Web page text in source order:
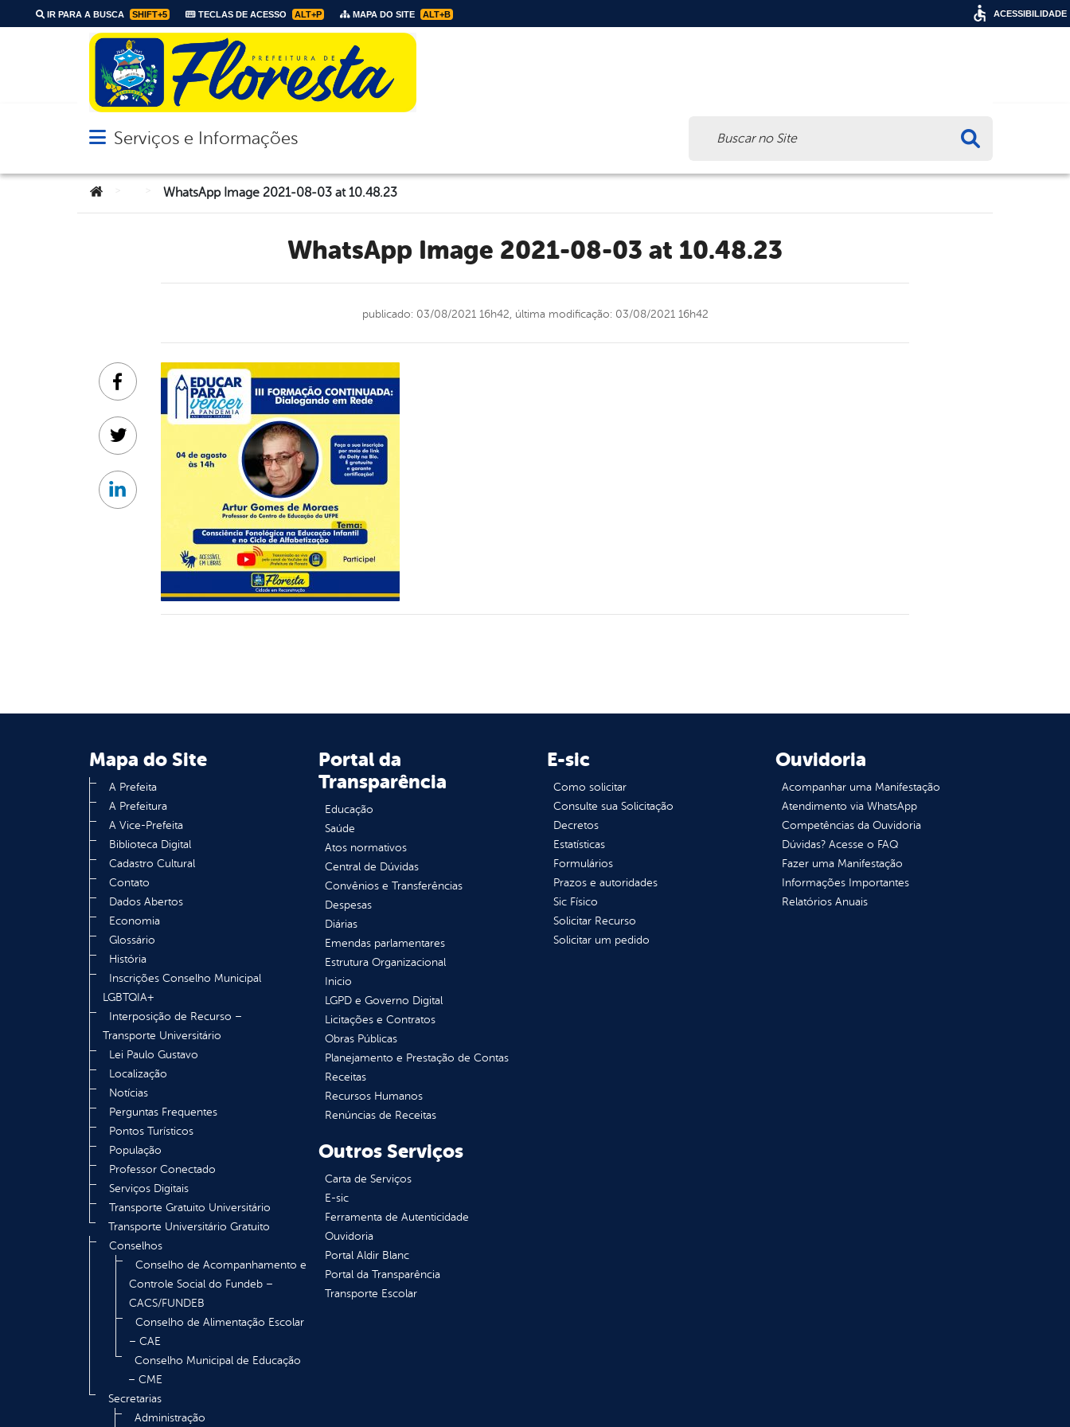
IR PARA A BUSCA SHIFT+5 TECLAS DE ACESSO ALT+P MAPA DO SITE ALT+B
Abrir menu principal de navegação
Serviços e Informações
Você está aqui:WhatsApp Image 2021-08-03 at 10.48.23
WhatsApp Image 2021-08-03 at 10.48.23
publicado: 03/08/2021 16h42, última modificação: 03/08/2021 16h42
Facebook
Twitter
Linkedin
Mapa do Site
A Prefeita
A Prefeitura
A Vice-Prefeita
Biblioteca Digital
Cadastro Cultural
Contato
Dados Abertos
Economia
Glossário
História
Inscrições Conselho Municipal
LGBTQIA+
Interposição de Recurso –
Transporte Universitário
Lei Paulo Gustavo
Localização
Notícias
Perguntas Frequentes
Pontos Turísticos
População
Professor Conectado
Serviços Digitais
Transporte Gratuito Universitário
Transporte Universitário Gratuito
Conselhos
Conselho de Acompanhamento e
Controle Social do Fundeb –
CACS/FUNDEB
Conselho de Alimentação Escolar
– CAE
Conselho Municipal de Educação
– CME
Secretarias
Administração
Portal da
Transparência
Educação
Saúde
Atos normativos
Central de Dúvidas
Convênios e Transferências
Despesas
Diárias
Emendas parlamentares
Estrutura Organizacional
Inicio
LGPD e Governo Digital
Licitações e Contratos
Obras Públicas
Planejamento e Prestação de Contas
Receitas
Recursos Humanos
Renúncias de Receitas
E-sic
Como solicitar
Consulte sua Solicitação
Decretos
Estatísticas
Formulários
Prazos e autoridades
Sic Físico
Solicitar Recurso
Solicitar um pedido
Ouvidoria
Acompanhar uma Manifestação
Atendimento via WhatsApp
Competências da Ouvidoria
Dúvidas? Acesse o FAQ
Fazer uma Manifestação
Informações Importantes
Relatórios Anuais
Outros Serviços
Carta de Serviços
E-sic
Ferramenta de Autenticidade
Ouvidoria
Portal Aldir Blanc
Portal da Transparência
Transporte Escolar
ACESSIBILIDADE